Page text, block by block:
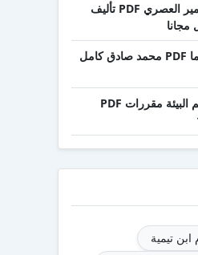
تحميل كتاب الأمير العصري PDF تأليف
مجانا
تحميل رواية إذما PDF محمد صادق كامل
تحميل كتاب علم البيئة مقررات PDF
ابن تيمية